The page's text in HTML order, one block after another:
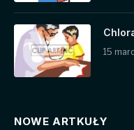
15
NOWE ARTKUŁY